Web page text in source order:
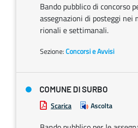
Bando pubblico di concorso
assegnazioni di posteggi nei
rionali e settimanali.
Sezione:Concorsi e Avvisi
COMUNE DI SURBO
Scarica Ascolta